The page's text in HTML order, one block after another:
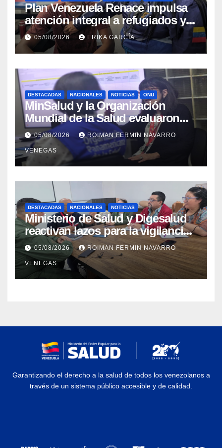
​Plan Venezuela Renace impulsa
atención integral a refugiados y
evaluación de vacunación en
Aragua
05/08/2026 ERIKA GARCÍA
DESTACADAS NACIONALES NOTICIAS ONU
MinSalud y la Organización
Mundial de la Salud evaluaron
propuesta técnica integral en
materia de agua saneamiento e
higiene ante contingencia
sísmica
05/08/2026 ROIMAN FERMIN NAVARRO
VENEGAS
DESTACADAS NACIONALES NOTICIAS
Ministerio de Salud y Digesalud
reactivan lazos para la vigilancia
epidemiológica y el control de
enfermedades
05/08/2026 ROIMAN FERMIN NAVARRO
VENEGAS
Garantizando el derecho a la salud de todos los venezolanos a
través de un sistema público accesible y de calidad.